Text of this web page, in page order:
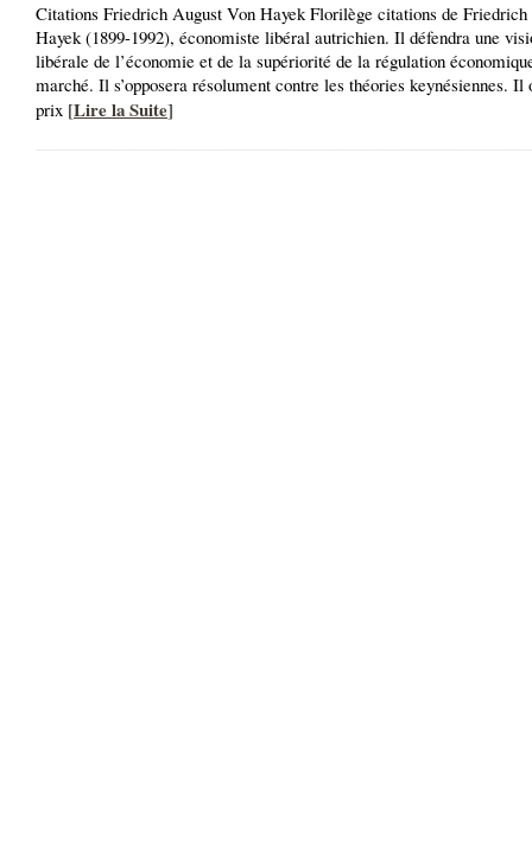
Citations Friedrich August Von Hayek Florilège citations de
Hayek (1899-1992), économiste libéral autrichien. Il défendra une
libérale de l’économie et de la supériorité de la régulation
marché. Il s’opposera résolument contre les théories keynésiennes. Il
prix [Lire la Suite]